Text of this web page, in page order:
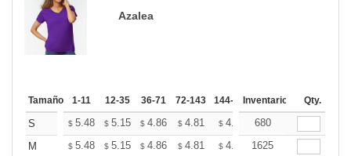
Azalea
Tamaño 1-11 12-35 36-71 72-143 144-287 288 + Más
Inventario Qty.
S $ 5.48 $ 5.15 $ 4.86 $ 4.81 $ 4.73 $4.69
680
M
$ 5.48 $ 5.15 $ 4.86 $ 4.81 $ 4.73 $4.69
1625